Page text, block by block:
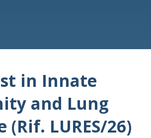
in Innate
and Lung
(Rif. LURES/26)